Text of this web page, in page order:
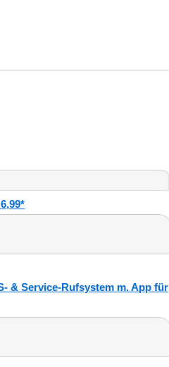
& Service-Rufsystem m. App für